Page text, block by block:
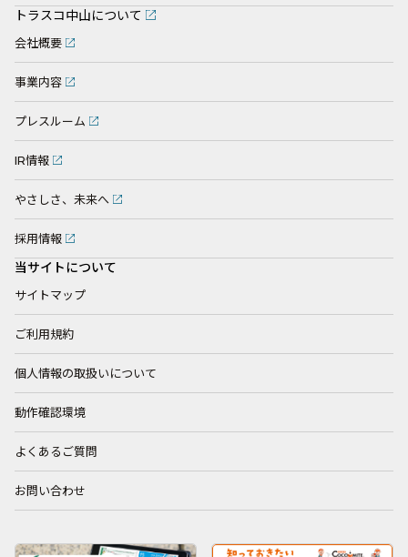
トラスコ中山について
会社概要
事業内容
プレスルーム
IR情報
やさしさ、未来へ
採用情報
当サイトについて
サイトマップ
ご利用規約
個人情報の取扱いについて
動作確認環境
よくあるご質問
お問い合わせ